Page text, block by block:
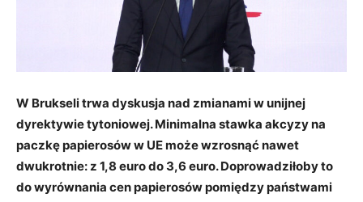
W Brukseli trwa dyskusja nad zmianami w unijnej
dyrektywie tytoniowej. Minimalna stawka akcyzy na
paczkę papierosów w UE może wzrosnąć nawet
dwukrotnie: z 1,8 euro do 3,6 euro. Doprowadziłoby to
do wyrównania cen papierosów pomiędzy państwami